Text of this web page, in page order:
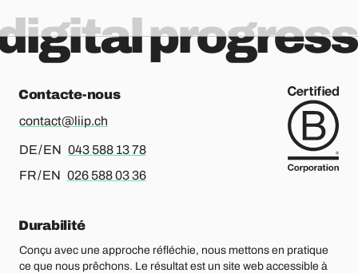
progress
Contacte-nous
contact@liip.ch
DE / EN Pour l’allemand ou l’anglais, merci d’appeler le
043 588 13 78
FR / EN Pour le français ou l’anglais, merci d’appeler le
026 588 03 36
Durabilité
Conçu avec une approche réfléchie, nous mettons en pratique
ce que nous prêchons. Le résultat est un site web accessible à